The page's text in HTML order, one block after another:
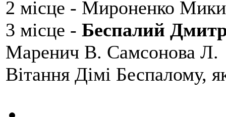
2 місце - Мироненко
3 місце - Беспалий
Маренич В. Самсонова Л.
Вітання Дімі Беспалому,